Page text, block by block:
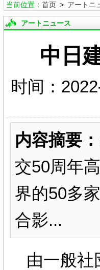
当前位置： 首页> アートニ
アートニュース
中日
时间：
内容摘要：
交50周年
界的50多
合影...
由一般社